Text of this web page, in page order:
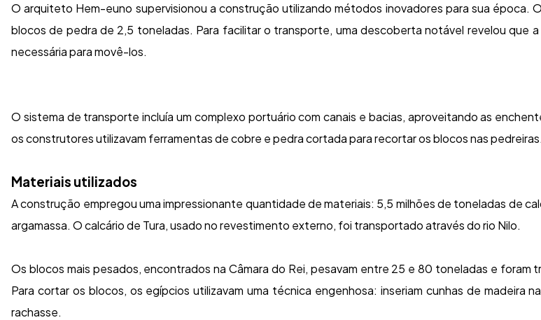
O arquiteto Hem-euno supervisionou a construção utilizando métodos inovadores para sua época.
blocos de pedra de 2,5 toneladas. Para facilitar o transporte, uma descoberta notável revelou que
necessária para movê-los.
O sistema de transporte incluía um complexo portuário com canais e bacias, aproveitando as
os construtores utilizavam ferramentas de cobre e pedra cortada para recortar os blocos nas pedreiras.
Materiais utilizados
A construção empregou uma impressionante quantidade de materiais: 5,5 milhões de toneladas de
argamassa. O calcário de Tura, usado no revestimento externo, foi transportado através do rio Nilo.
Os blocos mais pesados, encontrados na Câmara do Rei, pesavam entre 25 e 80 toneladas e foram
Para cortar os blocos, os egípcios utilizavam uma técnica engenhosa: inseriam cunhas de madeira
rachasse.